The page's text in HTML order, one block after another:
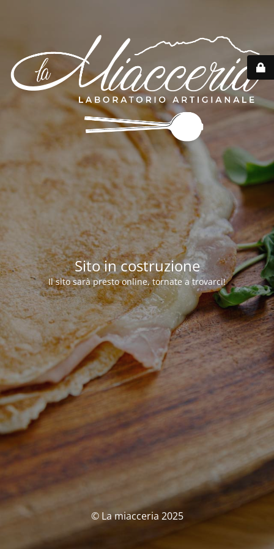
Sito in costruzione
Il sito sarà presto online, tornate a trovarci!
© La miacceria 2025